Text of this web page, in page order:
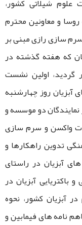
علوم شیلاتی کشور،
و معاونین محترم
سازی رازی مبنی بر
که هفته گذشته در
گردید، اولین نشست
آبزیان روز چهارشنبه
حضور نمایندگان دو موسسه و
واکسن و سرم سازی
تدوین راهکارها و
آبزیان در راستای
باکتریایی آبزیان در
آبزیان کشور، نحوه
نامه های فیمابین و